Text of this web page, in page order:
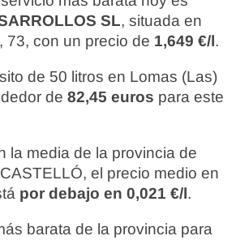
SL, situada en
73, con un precio de 1,649 €/l.
de 50 litros en Lomas (Las)
de 82,45 euros para este
la media de la provincia de
el precio medio en
por debajo en 0,021 €/l.
barata de la provincia para